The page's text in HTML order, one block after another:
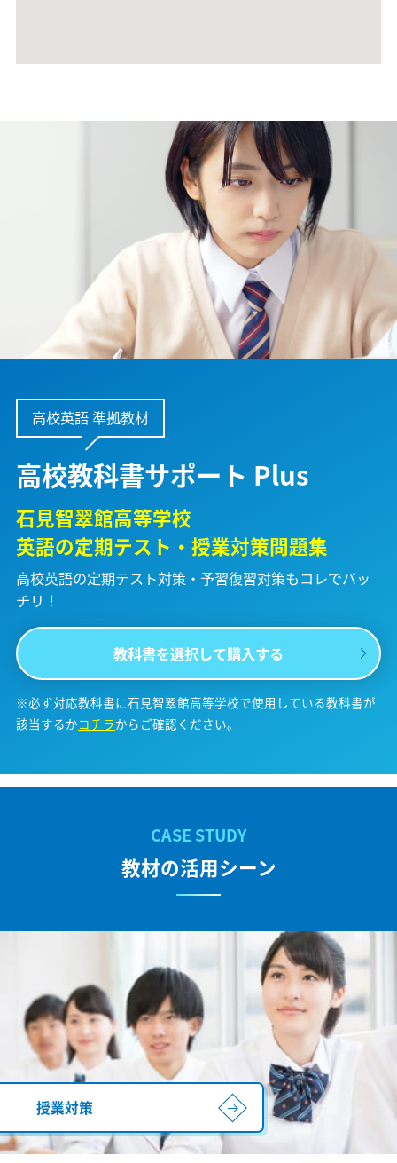
高校英語 準拠教材
高校教科書サポート Plus
石見智翠館高等学校
英語の定期テスト・授業対策問題集
高校英語の定期テスト対策・予習復習対策もコレでバッ
チリ！
教科書を選択して購入する
※必ず対応教科書に石見智翠館高等学校で使用している教科書が
該当するかコチラからご確認ください。
教材の活用シーン
授業対策